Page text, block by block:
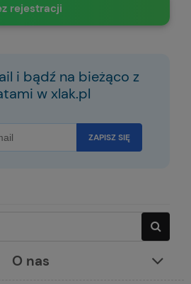
rejestracji
i bądź na bieżąco z
w xlak.pl
ZAPISZ SIĘ
O nas